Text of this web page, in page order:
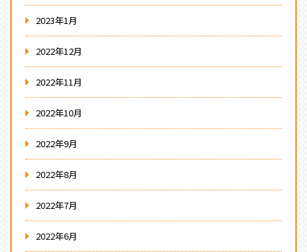
2023年1月
2022年12月
2022年11月
2022年10月
2022年9月
2022年8月
2022年7月
2022年6月